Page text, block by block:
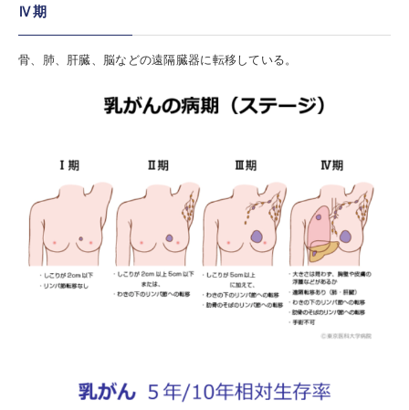
Ⅳ期
骨、肺、肝臓、脳などの遠隔臓器に転移している。